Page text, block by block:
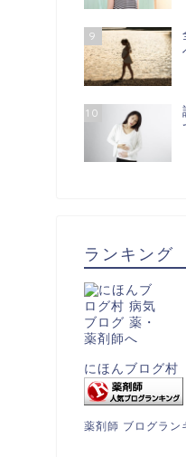
9
10
ランキング
にほんブログ村
薬剤師 ブログラン